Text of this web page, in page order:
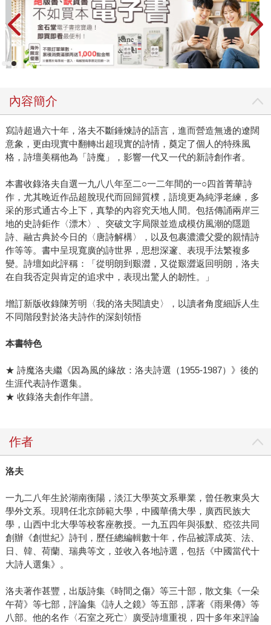
內容簡介
寫詩超過六十年，洛夫不斷錘煉詩的語言，進而營造無邊的遼闊
意象，更由現實中翻轉出超現實的詩情，奠定了個人的特殊風
格，詩壇美稱他為「詩魔」，影響一代又一代的新詩創作者。
本書收錄洛夫自選一九八八年至二○一二年間的一○四首菁華詩
作，尤其晚近作品超脫現代而回歸質樸，語境更為純淨老練，多
采的形式通古今上下，真摯的內容究天地人間。包括傳誦兩岸三
地的史詩鉅作〈漂木〉、突破文字局限並造成模仿風潮的隱題
詩、融古典於今日的〈唐詩解構〉，以及包裹濃濃父愛的親情詩
作等等。書中呈現寬廣的詩世界，思想深邃、表現手法繁複多
變。詩壇如此評稱：「從明朗到艱澀，又從艱澀返回明朗，洛夫
在自我否定與肯定的追求中，表現出驚人的韌性。」
增訂新版收錄陳芳明〈我的洛夫閱讀史〉，以讀者角度細訴人生
不同階段對於洛夫詩作的深刻領悟
本書特色
★ 詩魔洛夫繼《因為風的緣故：洛夫詩選（1955-1987）》後的
生涯代表詩作選集。
★ 收錄洛夫創作年譜。
作者
洛夫
一九二八年生於湖南衡陽，淡江大學英文系畢業，曾任教東吳大
學外文系。現聘任北京師範大學，中國華僑大學，廣西民族大
學，山西中北大學等校客座教授。一九五四年與張默、瘂弦共同
創辦《創世紀》詩刊，歷任總編輯數十年，作品被譯成英、法、
日、韓、荷蘭、瑞典等文，並收入各地詩選，包括《中國當代十
大詩人選集》。
洛夫著作甚豐，出版詩集《時間之傷》等三十部，散文集《一朵
午荷》等七部，評論集《詩人之鏡》等五部，譯著《雨果傳》等
八部。他的名作〈石室之死亡〉廣受詩壇重視，四十多年來評論